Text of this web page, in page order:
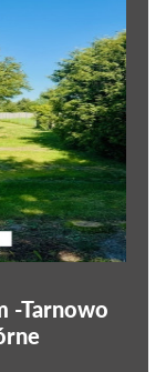
-Tarnowo